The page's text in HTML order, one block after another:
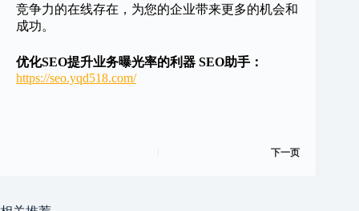
竞争力的在线存在，为您的企业带来更多的机会和
成功。
优化SEO提升业务曝光率的利器 SEO助手：
https://seo.yqd518.com/
下一页